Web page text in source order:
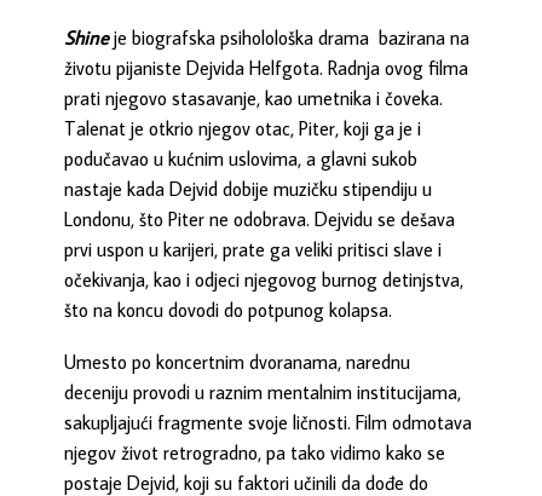
Shineje biografska psiholološka drama bazirana na
životu pijaniste Dejvida Helfgota. Radnja ovog filma
prati njegovo stasavanje, kao umetnika i čoveka.
Talenat je otkrio njegov otac, Piter, koji ga je i
podučavao u kućnim uslovima, a glavni sukob
nastaje kada Dejvid dobije muzičku stipendiju u
Londonu, što Piter ne odobrava. Dejvidu se dešava
prvi uspon u karijeri, prate ga veliki pritisci slave i
očekivanja, kao i odjeci njegovog burnog detinjstva,
što na koncu dovodi do potpunog kolapsa.
Umesto po koncertnim dvoranama, narednu
deceniju provodi u raznim mentalnim institucijama,
sakupljajući fragmente svoje ličnosti. Film odmotava
njegov život retrogradno, pa tako vidimo kako se
postaje Dejvid, koji su faktori učinili da dođe do